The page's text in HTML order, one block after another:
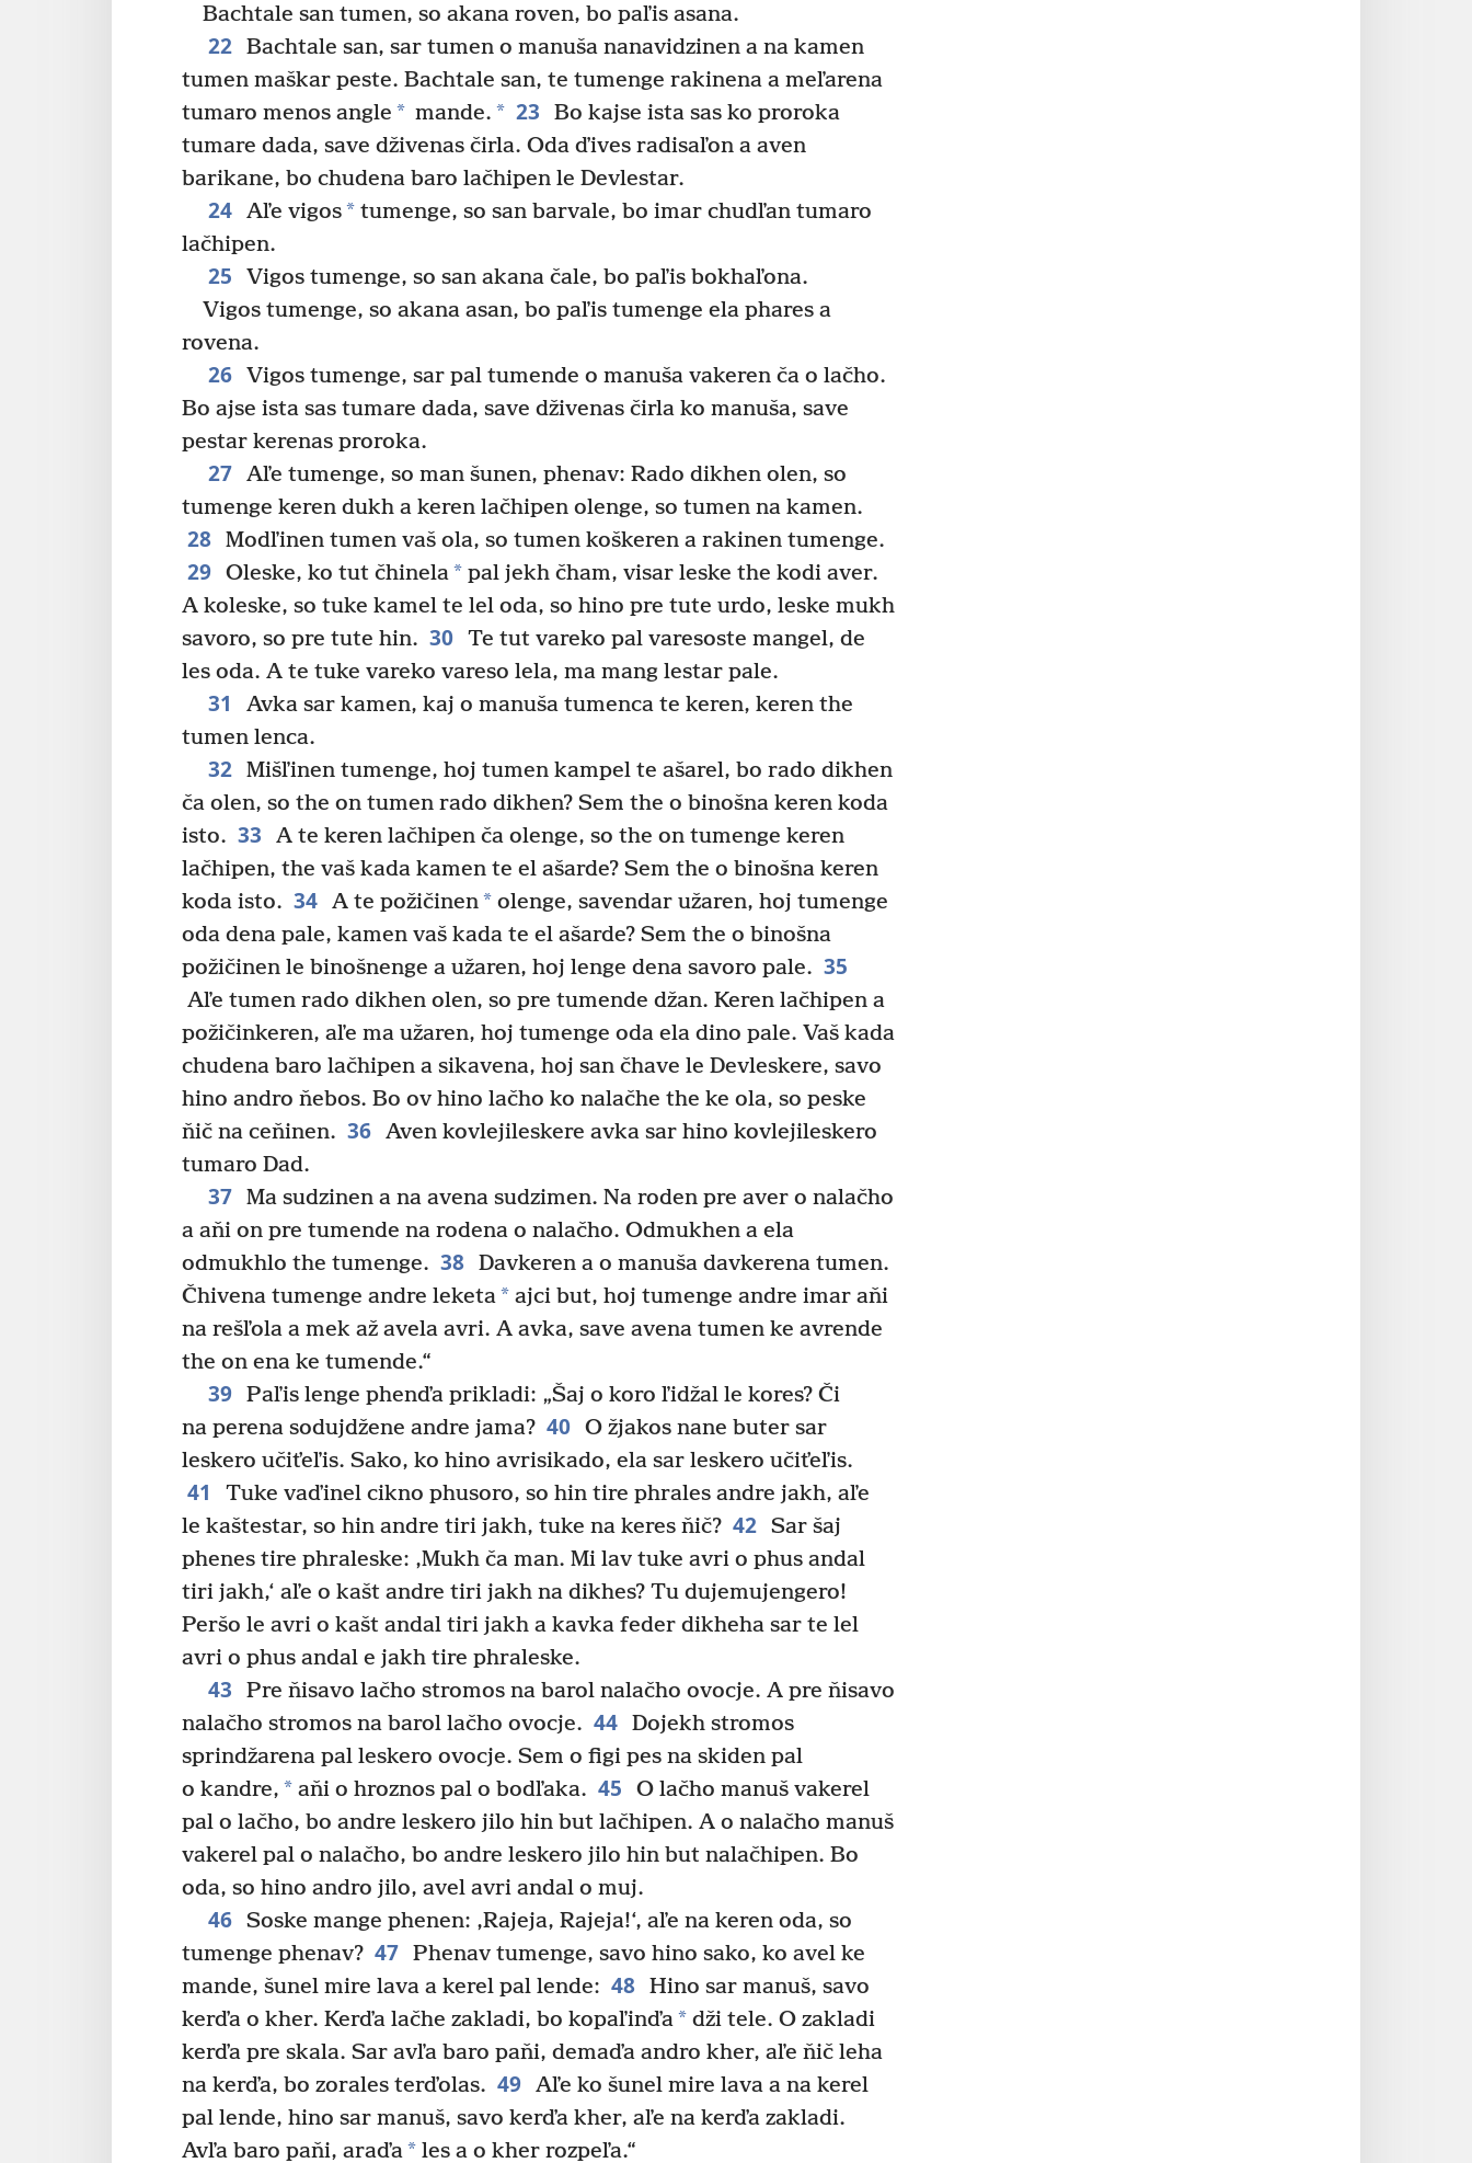
Bachtale san tumen, so akana roven, bo paľis asana.
22 Bachtale san, sar tumen o manuša nanavidzinen a na kamen
tumen maškar peste. Bachtale san, te tumenge rakinena a meľarena
tumaro menos angle * mande. * 23
Bo kajse ista sas ko proroka
tumare dada, save dživenas čirla. Oda ďives radisaľon a aven
barikane, bo chudena baro lačhipen le Devlestar.
24 Aľe vigos*tumenge, so san barvale, bo imar chudľan tumaro
lačhipen.
25
Vigos tumenge, so san akana čale, bo paľis bokhaľona.
Vigos tumenge, so akana asan, bo paľis tumenge ela phares a
rovena.
26 Vigos tumenge, sar pal tumende o manuša vakeren ča o lačho.
Bo ajse ista sas tumare dada, save dživenas čirla ko manuša, save
pestar kerenas proroka.
27 Aľe tumenge, so man šunen, phenav: Rado dikhen olen, so
tumenge keren dukh a keren lačhipen olenge, so tumen na kamen.
28 Modľinen tumen vaš ola, so tumen koškeren a rakinen tumenge.
29 Oleske, ko tut čhinela*pal jekh čham, visar leske the kodi aver.
A koleske, so tuke kamel te lel oda, so hino pre tute urdo, leske mukh
savoro, so pre tute hin. 30 Te tut vareko pal varesoste mangel, de
les oda. A te tuke vareko vareso lela, ma mang lestar pale.
31
Avka sar kamen, kaj o manuša tumenca te keren, keren the
tumen lenca.
32 Mišľinen tumenge, hoj tumen kampel te ašarel, bo rado dikhen
ča olen, so the on tumen rado dikhen? Sem the o binošna keren koda
isto. 33
A te keren lačhipen ča olenge, so the on tumenge keren
lačhipen, the vaš kada kamen te el ašarde? Sem the o binošna keren
koda isto. 34 A te požičinen*olenge, savendar užaren, hoj tumenge
oda dena pale, kamen vaš kada te el ašarde? Sem the o binošna
požičinen le binošnenge a užaren, hoj lenge dena savoro pale. 35
Aľe tumen rado dikhen olen, so pre tumende džan. Keren lačhipen a
požičinkeren, aľe ma užaren, hoj tumenge oda ela dino pale. Vaš kada
chudena baro lačhipen a sikavena, hoj san čhave le Devleskere, savo
hino andro ňebos. Bo ov hino lačho ko nalačhe the ke ola, so peske
ňič na ceňinen. 36 Aven kovlejileskere avka sar hino kovlejileskero
tumaro Dad.
37 Ma sudzinen a na avena sudzimen. Na roden pre aver o nalačho
a aňi on pre tumende na rodena o nalačho. Odmukhen a ela
odmukhlo the tumenge. 38 Davkeren a o manuša davkerena tumen.
Čhivena tumenge andre leketa* ajci but, hoj tumenge andre imar aňi
na rešľola a mek až avela avri. A avka, save avena tumen ke avrende
the on ena ke tumende.“
39 Paľis lenge phenďa prikladi: „Šaj o koro ľidžal le kores? Či
na perena sodujdžene andre jama? 40 O žjakos nane buter sar
leskero učiťeľis. Sako, ko hino avrisikado, ela sar leskero učiťeľis.
41
Tuke vaďinel cikno phusoro, so hin tire phrales andre jakh, aľe
le kaštestar, so hin andre tiri jakh, tuke na keres ňič? 42 Sar šaj
phenes tire phraleske: ‚Mukh ča man. Mi lav tuke avri o phus andal
tiri jakh,‘ aľe o kašt andre tiri jakh na dikhes? Tu dujemujengero!
Peršo le avri o kašt andal tiri jakh a kavka feder dikheha sar te lel
avri o phus andal e jakh tire phraleske.
43
Pre ňisavo lačho stromos na barol nalačho ovocje. A pre ňisavo
nalačho stromos na barol lačho ovocje. 44 Dojekh stromos
sprindžarena pal leskero ovocje. Sem o figi pes na skiden pal
o kandre, * aňi o hroznos pal o bodľaka. 45
O lačho manuš vakerel
pal o lačho, bo andre leskero jilo hin but lačhipen. A o nalačho manuš
vakerel pal o nalačho, bo andre leskero jilo hin but nalačhipen. Bo
oda, so hino andro jilo, avel avri andal o muj.
46 Soske mange phenen: ‚Rajeja, Rajeja!‘, aľe na keren oda, so
tumenge phenav? 47 Phenav tumenge, savo hino sako, ko avel ke
mande, šunel mire lava a kerel pal lende: 48 Hino sar manuš, savo
kerďa o kher. Kerďa lačhe zakladi, bo kopaľinďa* dži tele. O zakladi
kerďa pre skala. Sar avľa baro paňi, demaďa andro kher, aľe ňič leha
na kerďa, bo zorales terďolas. 49 Aľe ko šunel mire lava a na kerel
pal lende, hino sar manuš, savo kerďa kher, aľe na kerďa zakladi.
Avľa baro paňi, araďa* les a o kher rozpeľa.“